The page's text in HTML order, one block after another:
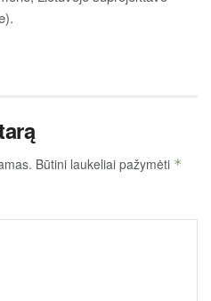
Būtini laukeliai pažymėti *